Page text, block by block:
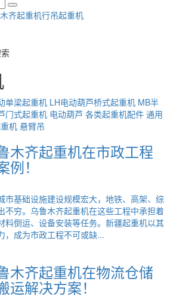
齐起重机行吊起重机
单梁起重机 LH电动葫芦桥式起重机 MB半
门式起重机 电动葫芦 各类起重机配件 通用
机 悬臂吊
木齐起重机在市政工程
例！
市基础设施建设规模宏大，地铁、高架、综
不穷。乌鲁木齐起重机在这些工程中承担着
料倒运、设备安装等任务。新疆起重机以其
，成为市政工程不可或缺...
木齐起重机在物流仓储
运解决方案！